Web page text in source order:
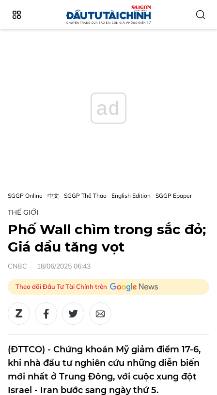
ad
SGGP Online 中文 SGGP Thể Thao English Edition SGGP Epaper
THẾ GIỚI
Phố Wall chìm trong sắc đỏ;
Giá dầu tăng vọt
CNBC 18/06/2025 06:43
Theo dõi Đầu Tư Tài Chính trên
(ĐTTCO) - Chứng khoán Mỹ giảm điểm 17-6,
khi nhà đầu tư nghiên cứu những diễn biến
mới nhất ở Trung Đông, với cuộc xung đột
Israel - Iran bước sang ngày thứ 5.